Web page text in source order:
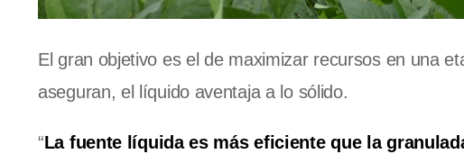
El gran objetivo es el de maximizar recursos en una
aseguran, el líquido aventaja a lo sólido.
“La fuente líquida es más eficiente que la